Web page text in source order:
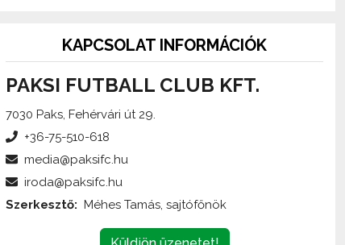
MEZ (HAZAI ZÖLD)
28.900 Ft
KAPCSOLAT INFORMÁCIÓK
PAKSI FUTBALL CLUB KFT.
7030 Paks, Fehérvári út 29.
+36-75-510-618
media@paksifc.hu
iroda@paksifc.hu
Szerkesztő: Méhes Tamás, sajtófőnök